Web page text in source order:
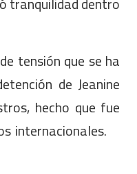
tensión que se ha
de Jeanine
hecho que fue
internacionales.